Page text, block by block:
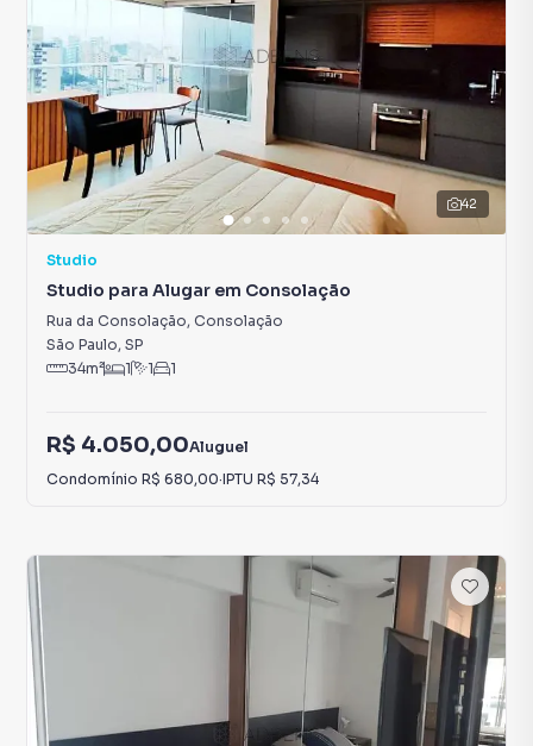
42
Studio
Studio para Alugar em Consolação
Rua da Consolação, Consolação
São Paulo, SP
34m² 1 1 1
R$ 4.050,00Aluguel
Condomínio R$ 680,00·IPTU R$ 57,34